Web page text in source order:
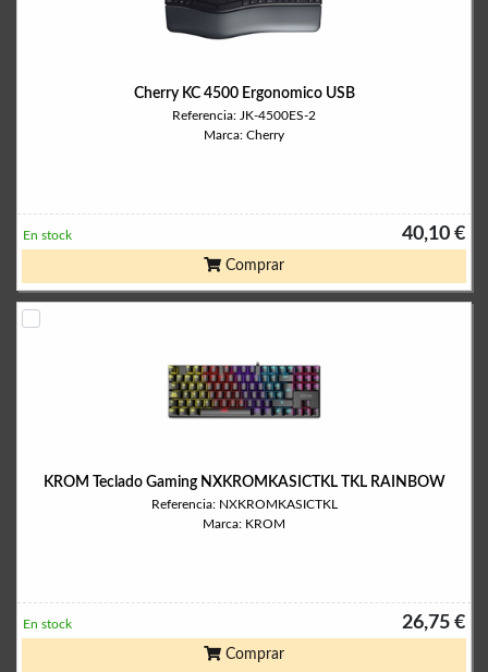
Cherry KC 4500 Ergonomico USB
Referencia: JK-4500ES-2
Marca: Cherry
40,10 €
En stock
Comprar
KROM Teclado Gaming NXKROMKASICTKL TKL RAINBOW
Referencia: NXKROMKASICTKL
Marca: KROM
26,75 €
En stock
Comprar